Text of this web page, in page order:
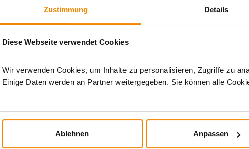
Zustimmung Details
Diese Webseite verwendet Cookies
Wir verwenden Cookies, um Inhalte zu personalisieren, Zugriffe zu
Einige Daten werden an Partner weitergegeben. Sie können alle
Ablehnen Anpassen
erleichtert die Reinigung erheblich. Der Ofen erhöht die
Asche aus dem Brennraum abgesaugt wird – die Brennschale
ermöglicht zudem eine einfachere Entsorgung der
und Haussteuerung
können Sie vier Einstellzeiten für verschiedene Anforderungen
speichern. Weiterhin kann der Pelletofen über die integrierte
Systemen zur Temperatur-Messung und Temperatur-
sorgt dafür, dass der Pelletofen automatisch in den